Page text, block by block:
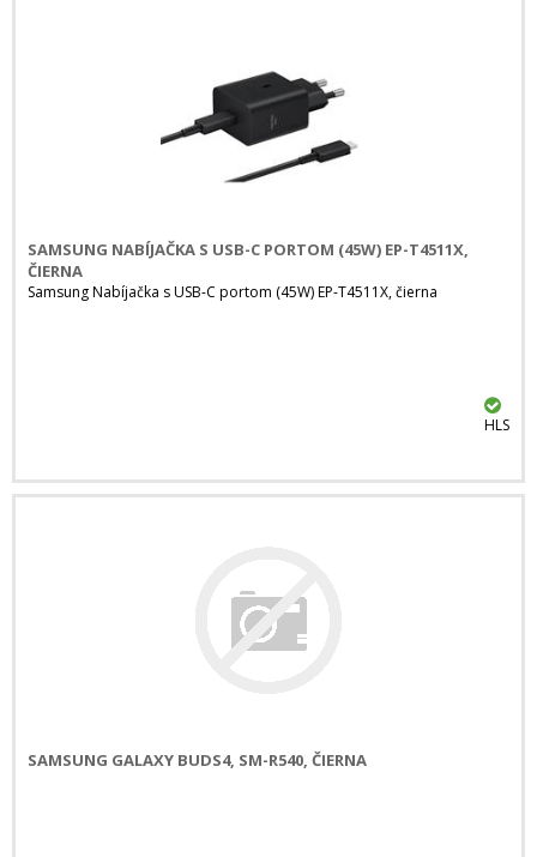
SAMSUNG NABÍJAČKA S USB-C PORTOM (45W) EP-T4511X,
ČIERNA
Samsung Nabíjačka s USB-C portom (45W) EP-T4511X, čierna
HLS
SAMSUNG GALAXY BUDS4, SM-R540, ČIERNA